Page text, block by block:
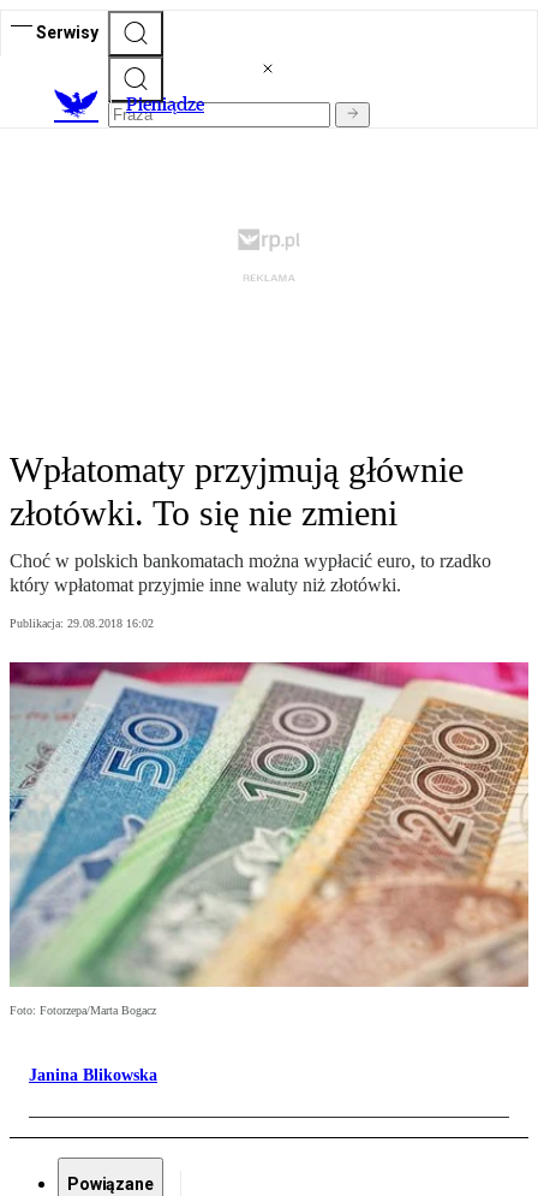
Serwisy
Pieniądze
Wpłatomaty przyjmują głównie
złotówki. To się nie zmieni
Choć w polskich bankomatach można wypłacić euro, to rzadko
który wpłatomat przyjmie inne waluty niż złotówki.
Publikacja: 29.08.2018 16:02
Foto: Fotorzepa/Marta Bogacz
Janina Blikowska
Powiązane